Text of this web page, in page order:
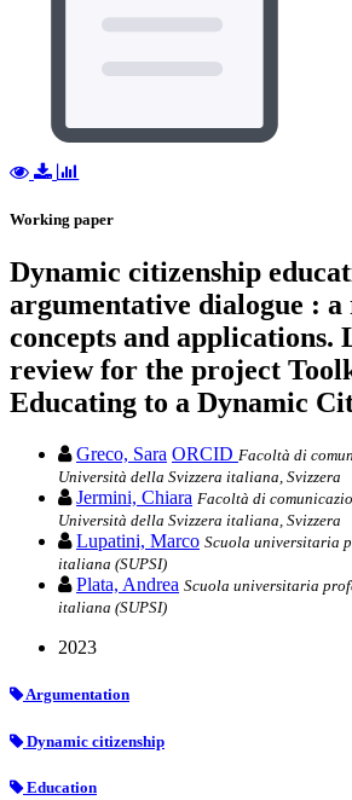
Working paper
Dynamic citizenship
argumentative dialogue : a
concepts and applications.
review for the project
Educating to a Dynamic
Greco, Sara ORCID Facoltà di
Università della Svizzera italiana, Svizzera
Jermini, Chiara Facoltà di
Università della Svizzera italiana, Svizzera
Lupatini, Marco Scuola universitaria
italiana (SUPSI)
Plata, Andrea Scuola universitaria
italiana (SUPSI)
2023
Argumentation
Dynamic citizenship
Education